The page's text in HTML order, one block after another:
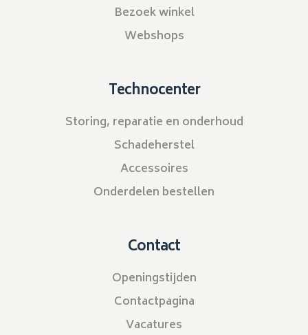
Bezoek winkel
Webshops
Technocenter
Storing, reparatie en onderhoud
Schadeherstel
Accessoires
Onderdelen bestellen
Contact
Openingstijden
Contactpagina
Vacatures